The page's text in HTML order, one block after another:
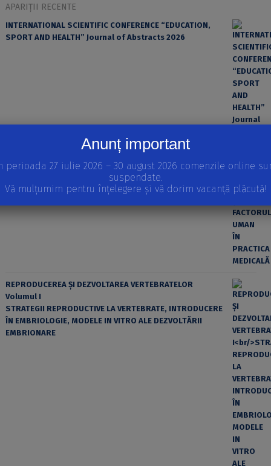
APARIȚII RECENTE
INTERNATIONAL SCIENTIFIC CONFERENCE “EDUCATION,
SPORT AND HEALTH” Journal of Abstracts 2026
EROAREA ȘI FACTORUL UMAN ÎN PRACTICA MEDICALĂ
REPRODUCEREA ȘI DEZVOLTAREA VERTEBRATELOR
Volumul I
STRATEGII REPRODUCTIVE LA VERTEBRATE, INTRODUCERE
ÎN EMBRIOLOGIE, MODELE IN VITRO ALE DEZVOLTĂRII
EMBRIONARE
Anunț important
perioada 27 iulie 2026 – 30 august 2026 comenzile online
suspendate.
Vă mulțumim pentru înțelegere și vă dorim vacanță plăcută!